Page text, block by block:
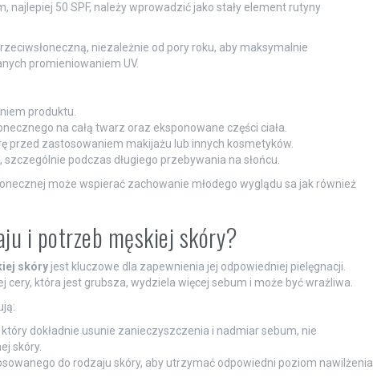
50 SPF, należy wprowadzić jako stały element rutyny
niezależnie od pory roku, aby maksymalnie
promieniowaniem UV.
produktu.
na całą twarz oraz eksponowane części ciała.
przed zastosowaniem makijażu lub innych kosmetyków.
podczas długiego przebywania na słońcu.
może wspierać zachowanie młodego wyglądu sa jak również
i potrzeb męskiej skóry?
skóryjest kluczowe dla zapewnienia jej odpowiedniej pielęgnacji.
cery, która jest grubsza, wydziela więcej sebum i może być wrażliwa.
dokładnie usunie zanieczyszczenia i nadmiar sebum, nie
skóry.
do rodzaju skóry, aby utrzymać odpowiedni poziom nawilżenia